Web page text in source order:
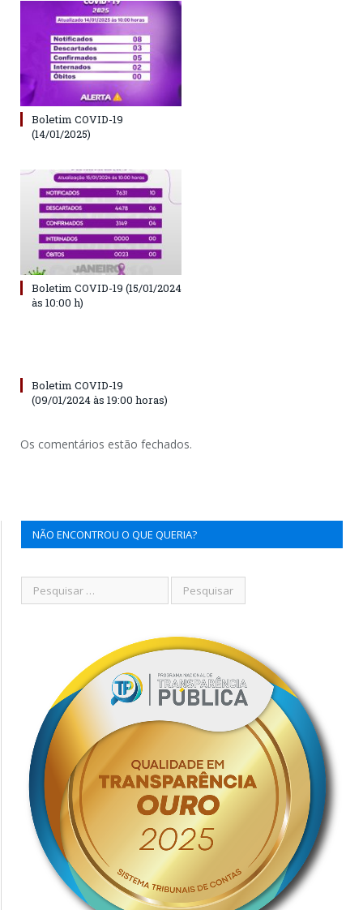
Boletim COVID-19
(14/01/2025)
Boletim COVID-19 (15/01/2024
às 10:00 h)
Boletim COVID-19
(09/01/2024 às 19:00 horas)
Os comentários estão fechados.
NÃO ENCONTROU O QUE QUERIA?